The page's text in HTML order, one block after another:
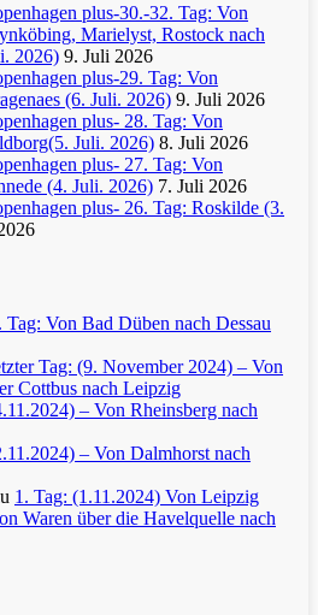
plus-30.-32. Tag: Von
Marielyst, Rostock nach
2026) 9. Juli 2026
plus-29. Tag: Von
(6. Juli. 2026) 9. Juli 2026
plus- 28. Tag: Von
Juli. 2026) 8. Juli 2026
plus- 27. Tag: Von
(4. Juli. 2026) 7. Juli 2026
plus- 26. Tag: Roskilde (3.
Tag: Von Bad Düben nach Dessau
Tag: (9. November 2024) – Von
Cottbus nach Leipzig
– Von Rheinsberg nach
– Von Dalmhorst nach
1. Tag: (1.11.2024) Von Leipzig
Waren über die Havelquelle nach